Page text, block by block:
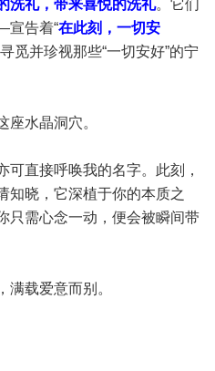
洗礼，带来喜悦的洗礼。它们
宣告着“在此刻，一切安
并珍视那些“一切安好”的宁
座水晶洞穴。
直接呼唤我的名字。此刻，
知晓，它深植于你的本质之
只需心念一动，便会被瞬间带
满载爱意而别。